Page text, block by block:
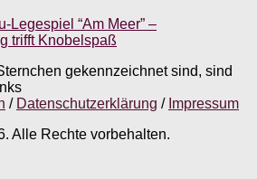
Legespiel “Am Meer” –
trifft Knobelspaß
gekennzeichnet sind, sind
/ Datenschutzerklärung / Impressum
Alle Rechte vorbehalten.